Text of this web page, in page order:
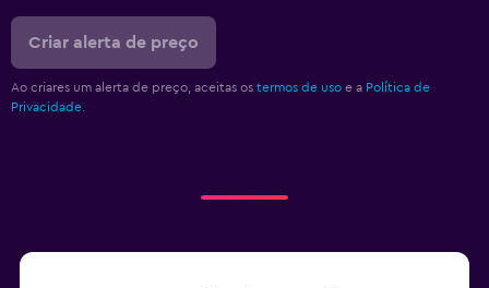
Criar alerta de preço
Ao criares um alerta de preço, aceitas os termos de uso e a Política de
Privacidade.